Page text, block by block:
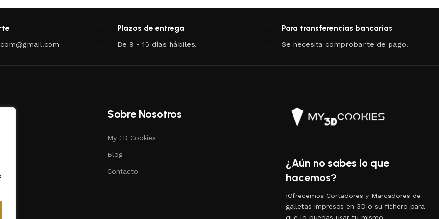
Plazos de entrega
De 9 - 16 días hábiles.
Para transferencias bancarias
Se necesita comprobante de pago.
Sobre Nosotros
My 3D Cookies
Blog
Contacto
¿Aún no sabes lo que
hacemos?
¡Ofrecemos Cortadores y Marcadores de
galletas impresos en 3D o su fichero para
que lo puedas usar tu mismo!